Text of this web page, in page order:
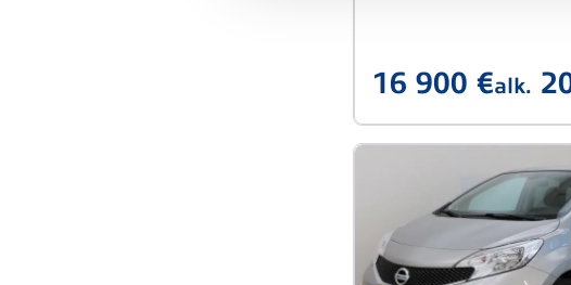
16 900 €alk.